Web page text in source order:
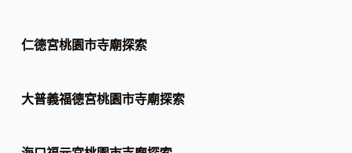
仁德宮桃園市寺廟探索
大普義福德宮桃園市寺廟探索